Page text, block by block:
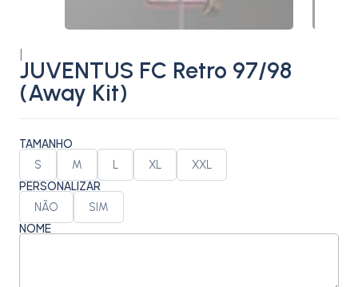
JUVENTUS FC Retro 97/98
(Away Kit)
TAMANHO
S M L XL XXL
PERSONALIZAR
NÃO SIM
NOME